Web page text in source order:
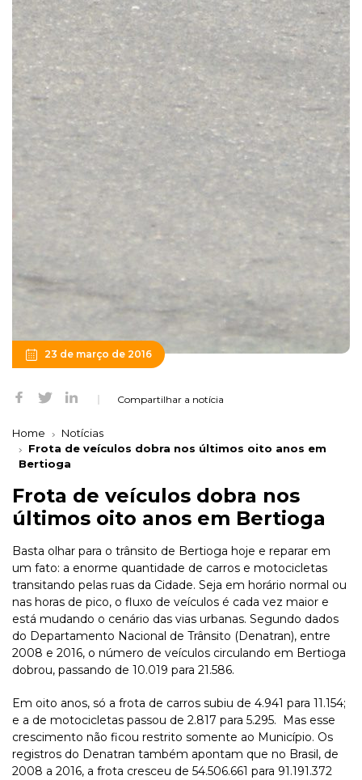
23 de março de 2016
Compartilhar a notícia
Home
Notícias
Frota de veículos dobra nos últimos oito anos em
Bertioga
Frota de veículos dobra nos
últimos oito anos em Bertioga
Basta olhar para o trânsito de Bertioga hoje e reparar em
um fato: a enorme quantidade de carros e motocicletas
transitando pelas ruas da Cidade. Seja em horário normal ou
nas horas de pico, o fluxo de veículos é cada vez maior e
está mudando o cenário das vias urbanas. Segundo dados
do Departamento Nacional de Trânsito (Denatran), entre
2008 e 2016, o número de veículos circulando em Bertioga
dobrou, passando de 10.019 para 21.586.
Em oito anos, só a frota de carros subiu de 4.941 para 11.154;
e a de motocicletas passou de 2.817 para 5.295. Mas esse
crescimento não ficou restrito somente ao Município. Os
registros do Denatran também apontam que no Brasil, de
2008 a 2016, a frota cresceu de 54.506.661 para 91.191.372